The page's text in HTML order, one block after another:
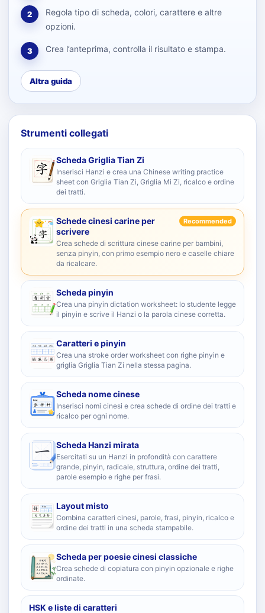
2
Regola tipo di scheda, colori, carattere e altre
opzioni.
3 Crea l’anteprima, controlla il risultato e stampa.
Altra guida
Strumenti collegati
Scheda Griglia Tian Zi
Inserisci Hanzi e crea una Chinese writing practice
sheet con Griglia Tian Zi, Griglia Mi Zi, ricalco e ordine
dei tratti.
Schede cinesi carine per
scrivere
Recommended
Crea schede di scrittura cinese carine per bambini,
senza pinyin, con primo esempio nero e caselle chiare
da ricalcare.
Scheda pinyin
Crea una pinyin dictation worksheet: lo studente legge
il pinyin e scrive il Hanzi o la parola cinese corretta.
Caratteri e pinyin
Crea una stroke order worksheet con righe pinyin e
griglia Griglia Tian Zi nella stessa pagina.
Scheda nome cinese
Inserisci nomi cinesi e crea schede di ordine dei tratti e
ricalco per ogni nome.
Scheda Hanzi mirata
Esercitati su un Hanzi in profondità con carattere
grande, pinyin, radicale, struttura, ordine dei tratti,
parole esempio e righe per frasi.
Layout misto
Combina caratteri cinesi, parole, frasi, pinyin, ricalco e
ordine dei tratti in una scheda stampabile.
Scheda per poesie cinesi classiche
Crea schede di copiatura con pinyin opzionale e righe
ordinate.
HSK e liste di caratteri